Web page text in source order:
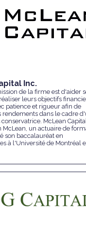
Inc.
de la firme est d'aider
leurs objectifs
patience et rigueur afin de
rendements dans le cadre
McLean
McLean, un actuaire de
son baccalauréat en
à l'Université de Montréal